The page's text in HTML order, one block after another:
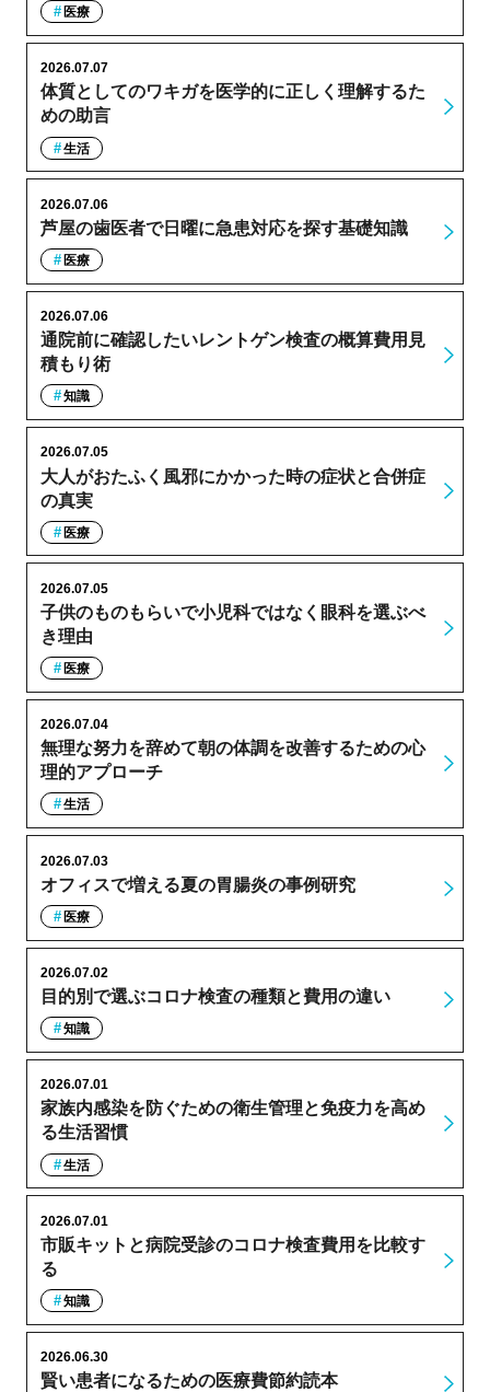
医療
体質としてのワキガを医学的に正しく理解するた
めの助言
2026.07.07
生活
芦屋の歯医者で日曜に急患対応を探す基礎知識
2026.07.06
医療
通院前に確認したいレントゲン検査の概算費用見
積もり術
2026.07.06
知識
大人がおたふく風邪にかかった時の症状と合併症
の真実
2026.07.05
医療
子供のものもらいで小児科ではなく眼科を選ぶべ
き理由
2026.07.05
医療
無理な努力を辞めて朝の体調を改善するための心
理的アプローチ
2026.07.04
生活
オフィスで増える夏の胃腸炎の事例研究
2026.07.03
医療
目的別で選ぶコロナ検査の種類と費用の違い
2026.07.02
知識
家族内感染を防ぐための衛生管理と免疫力を高め
る生活習慣
2026.07.01
生活
市販キットと病院受診のコロナ検査費用を比較す
る
2026.07.01
知識
賢い患者になるための医療費節約読本
2026.06.30